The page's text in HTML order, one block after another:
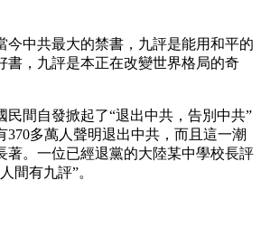
今中共最大的禁書，九評是能用和平的
書，九評是本正在改變世界格局的奇
民間自發掀起了“退出中共，告別中共”
370多萬人聲明退出中共，而且這一潮
著。一位已經退黨的大陸某中學校長評
間有九評”。